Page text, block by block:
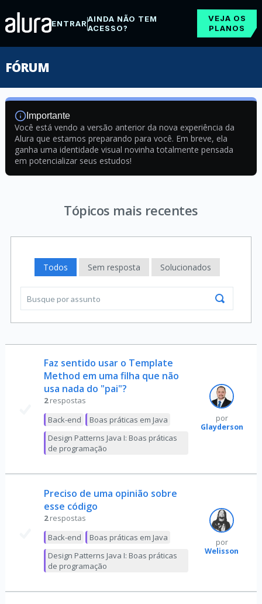
ENTRARAINDA NÃO TEM
ACESSO?
VEJA OS
PLANOS
FÓRUM
Importante
Você está vendo a versão anterior da nova experiência da
Alura que estamos preparando para você. Em breve, ela
ganha uma identidade visual novinha totalmente pensada
em potencializar seus estudos!
Tópicos mais recentes
Todos Sem resposta Solucionados
Faz sentido usar o Template
Method em uma filha que não
usa nada do "pai"?
2 respostas
Back-end
Boas práticas em Java
Design Patterns Java I: Boas práticas
de programação
por
Glayderson
Preciso de uma opinião sobre
esse código
2 respostas
Back-end
Boas práticas em Java
Design Patterns Java I: Boas práticas
de programação
por
Welisson